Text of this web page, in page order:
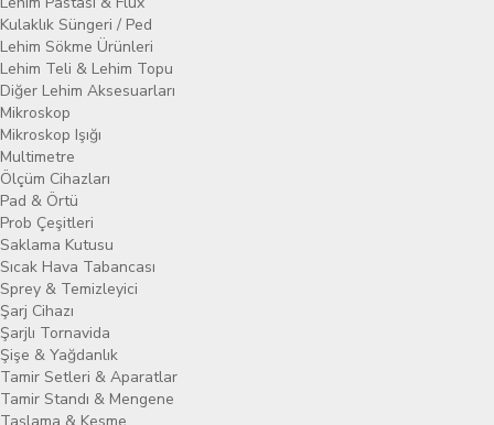
Kulaklık Süngeri / Ped
Lehim Sökme Ürünleri
Lehim Teli & Lehim Topu
Diğer Lehim Aksesuarları
Mikroskop
Mikroskop Işığı
Multimetre
Ölçüm Cihazları
Pad & Örtü
Prob Çeşitleri
Saklama Kutusu
Sıcak Hava Tabancası
Sprey & Temizleyici
Şarj Cihazı
Şarjlı Tornavida
Şişe & Yağdanlık
Tamir Setleri & Aparatlar
Tamir Standı & Mengene